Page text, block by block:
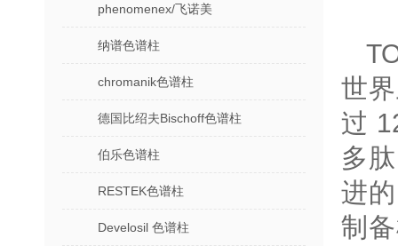
phenomenex/飞诺美
纳谱色谱柱
chromanik色谱柱
德国比绍夫Bischoff色谱柱
伯乐色谱柱
RESTEK色谱柱
Develosil 色谱柱
世
过
多
进
制